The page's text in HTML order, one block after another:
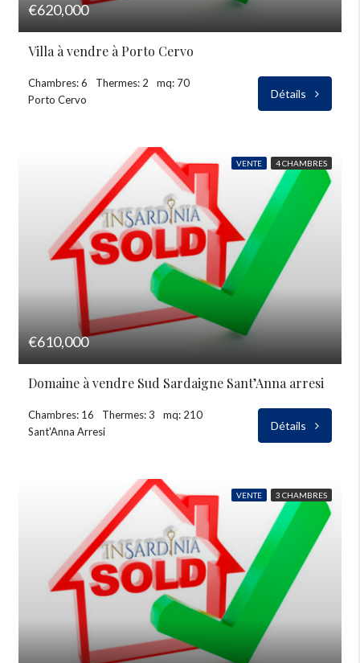
€620,000
Villa à vendre à Porto Cervo
Chambres: 6 Thermes: 2
mq: 70
Porto Cervo
Détails
VENTE 4 CHAMBRES
€610,000
Domaine à vendre Sud Sardaigne Sant’Anna arresi
Chambres: 16 Thermes: 3
mq: 210
Sant'Anna Arresi
Détails
VENTE 3 CHAMBRES